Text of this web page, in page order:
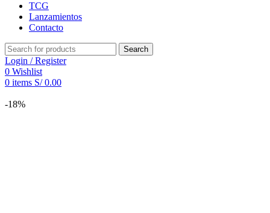
TCG
Lanzamientos
Contacto
Search
Login / Register
0 Wishlist
0 items S/0.00
-18%